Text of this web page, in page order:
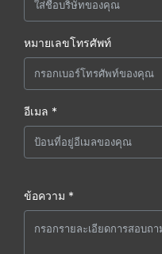
หมายเลขโทรศัพท์
อีเมล *
ข้อความ *